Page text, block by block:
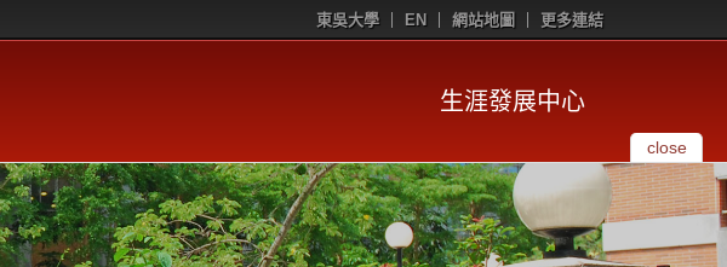
東吳大學 EN 網站地圖 更多連結
生涯發展中心
close